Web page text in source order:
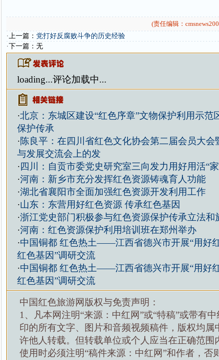
(责任编辑：
·上一篇： 党打好反腐败斗争的历史经验
·下一篇：无
loading...评论加载中...
·北京：东城区建设“红色序章”文物保护利用示范
保护传承
·陈良平：在四川省红色文化协会第二届会员大会
与发展交流会上的发
·四川：自贡市委党史研究室三向发力用好用活“
·河南：新乡市充分发挥红色资源铸魂育人功能
·湖北省襄阳市全面加强红色资源开发利用工作
·山东：东营用好红色资源 传承红色基因
·浙江党史部门积极参与红色资源保护传承立法和
·河南：红色资源保护利用培训班在郑州举办
·中国铜都 红色热土——江西省德兴市开展“用好
红色基因”调研交流
·中国铜都 红色热土——江西省德兴市开展“用好
红色基因”调研交流
中国红色旅游网版权与免责声明：
1、凡本网注明“来源：中红网”或“特稿”或带有
印的所有文字、图片和音频视频稿件，版权均属
许他人转载。但转载单位或个人应当在正确范围
使用时必须注明“稿件来源：中红网”和作者，否